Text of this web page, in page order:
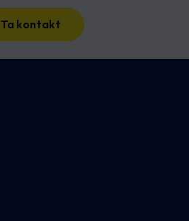
Ta kontakt